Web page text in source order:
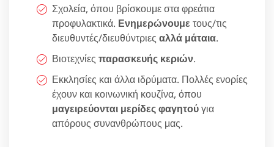
Σχολεία, όπου βρίσκουμε στα φρεάτια
προφυλακτικά. Ενημερώνουμε τους/τις
διευθυντές/διευθύντριες αλλά μάταια.
Βιοτεχνίες παρασκευής κεριών.
Εκκλησίες και άλλα ιδρύματα. Πολλές ενορίες
έχουν και κοινωνική κουζίνα, όπου
μαγειρεύονται μερίδες φαγητούγια
απόρους συνανθρώπους μας.